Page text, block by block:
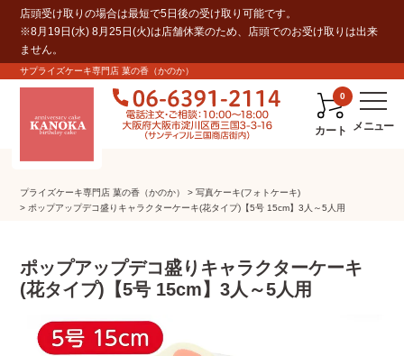
店頭受け取りの場合は最短で5日後の受け取り可能です。
※8月19日(水) 8月25日(火)は店舗休業のため、店頭でのお受け取りは出来
ません。
サプライズケーキ専門店 菓の香（かのか）
0
カート
プライズケーキ専⾨店 菓の⾹（かのか）
写真ケーキ(フォトケーキ)
ポップアップデコ盛りキャラクターケーキ(花タイプ)【5号 15cm】3人～5人用
ポップアップデコ盛りキャラクターケーキ
(花タイプ)【5号 15cm】3人～5人用